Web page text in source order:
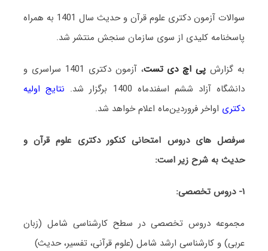
سوالات آزمون دکتری علوم قرآن و حدیث سال 1401 به همراه
پاسخنامه کلیدی از سوی سازمان سنجش منتشر شد.
به گزارشپی اچ دی تست
، آزمون دکتری 1401 سراسری و
دانشگاه آزاد ششم اسفندماه 1400 برگزار شد.
نتایج اولیه
دکتری اواخر فروردین‌ماه اعلام خواهد شد.
سرفصل های دروس امتحانی کنکور دکتری علوم قرآن و
حدیث به شرح زیر است:
۱- دروس تخصصی:
مجموعه دروس تخصصی در سطح کارشناسی شامل (زبان
عربی) و کارشناسی ارشد شامل (علوم قرآنی، تفسیر، حدیث)